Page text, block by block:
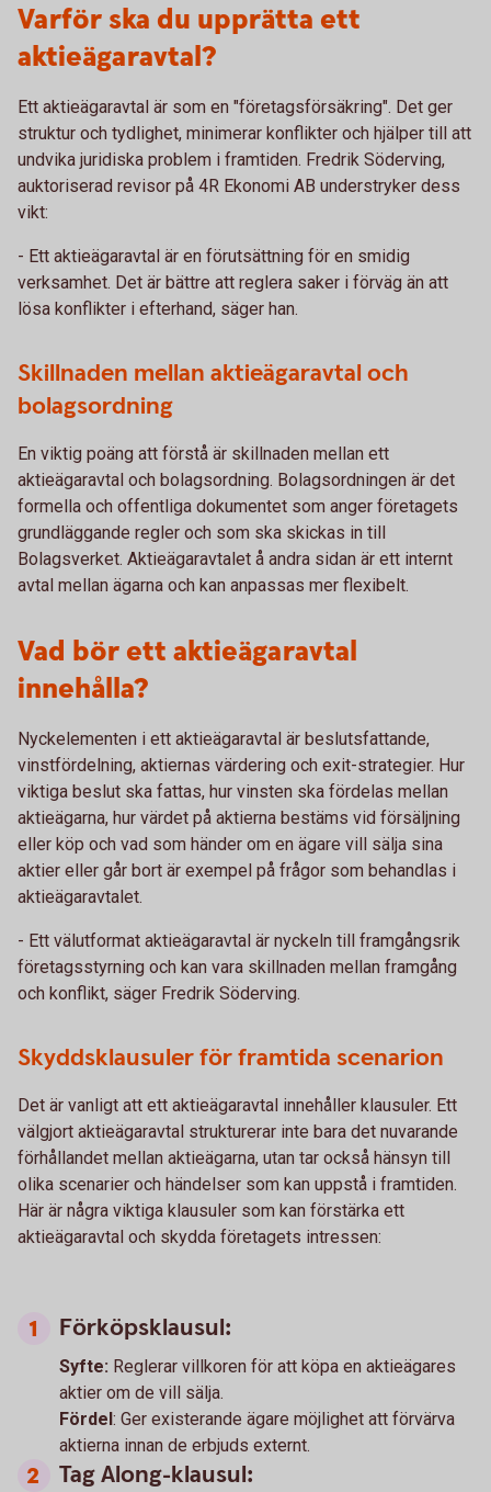
Varför ska du upprätta ett
aktieägaravtal?
Ett aktieägaravtal är som en "företagsförsäkring". Det ger
struktur och tydlighet, minimerar konflikter och hjälper till att
undvika juridiska problem i framtiden. Fredrik Söderving,
auktoriserad revisor på 4R Ekonomi AB understryker dess
vikt:
- Ett aktieägaravtal är en förutsättning för en smidig
verksamhet. Det är bättre att reglera saker i förväg än att
lösa konflikter i efterhand, säger han.
Skillnaden mellan aktieägaravtal och
bolagsordning
En viktig poäng att förstå är skillnaden mellan ett
aktieägaravtal och bolagsordning. Bolagsordningen är det
formella och offentliga dokumentet som anger företagets
grundläggande regler och som ska skickas in till
Bolagsverket. Aktieägaravtalet å andra sidan är ett internt
avtal mellan ägarna och kan anpassas mer flexibelt.
Vad bör ett aktieägaravtal
innehålla?
Nyckelementen i ett aktieägaravtal är beslutsfattande,
vinstfördelning, aktiernas värdering och exit-strategier. Hur
viktiga beslut ska fattas, hur vinsten ska fördelas mellan
aktieägarna, hur värdet på aktierna bestäms vid försäljning
eller köp och vad som händer om en ägare vill sälja sina
aktier eller går bort är exempel på frågor som behandlas i
aktieägaravtalet.
- Ett välutformat aktieägaravtal är nyckeln till framgångsrik
företagsstyrning och kan vara skillnaden mellan framgång
och konflikt, säger Fredrik Söderving.
Skyddsklausuler för framtida scenarion
Det är vanligt att ett aktieägaravtal innehåller klausuler. Ett
välgjort aktieägaravtal strukturerar inte bara det nuvarande
förhållandet mellan aktieägarna, utan tar också hänsyn till
olika scenarier och händelser som kan uppstå i framtiden.
Här är några viktiga klausuler som kan förstärka ett
aktieägaravtal och skydda företagets intressen:
Förköpsklausul:
Syfte: Reglerar villkoren för att köpa en aktieägares
aktier om de vill sälja.
Fördel: Ger existerande ägare möjlighet att förvärva
aktierna innan de erbjuds externt.
Tag Along-klausul: